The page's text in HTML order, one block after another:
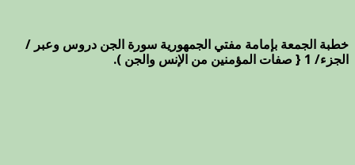
خطبة الجمعة بإمامة مفتي الجمهورية سورة الجن دروس وعبر /
الجزء/ 1 { صفات المؤمنين من الإنس والجن ).